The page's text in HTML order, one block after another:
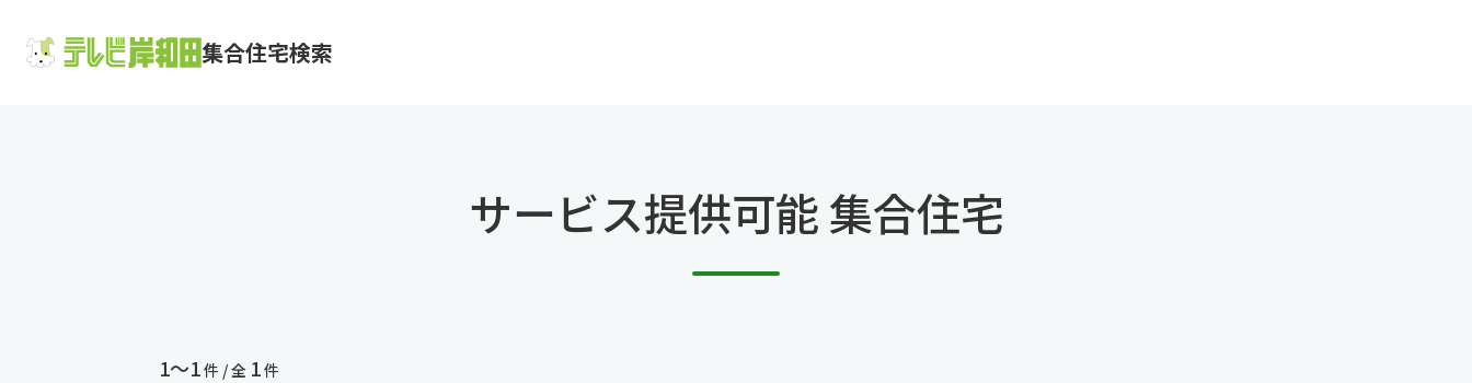
集合住宅検索
サービス提供可能 集合住宅
1〜1件 / 全 1件